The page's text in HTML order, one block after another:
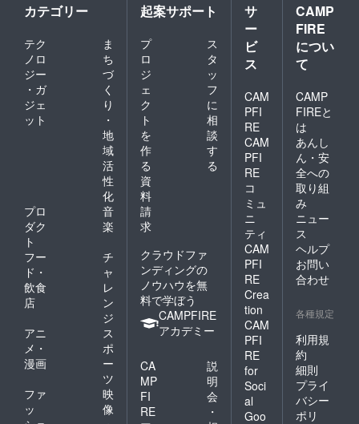
カテゴリー
テク
ノロ
ジー
・ガ
ジェ
ット
ま
ち
づ
く
り
・
地
域
活
性
化
プロ
ダク
ト
音
楽
フー
ド・
飲食
店
チ
ャ
レ
ン
ジ
アニ
メ・
漫画
ス
ポ
ー
ツ
ファ
ッ
映
像
起案サポート
プ
ロ
ジ
ェ
ク
ト
を
作
る
ス
タ
ッ
フ
に
相
談
す
る
資
料
請
求
クラウドファ
ンディングの
ノウハウを無
料で学ぼう
CAMPFIRE
アカデミー
CA
MP
FI
RE
説
明
会
・
サ
ー
ビ
ス
CAM
PFI
RE
CAM
PFI
RE
コ
ミュ
ニ
ティ
CAM
PFI
RE
Crea
tion
CAM
PFI
RE
for
Soci
al
Goo
CAMP
FIRE
につい
て
CAMP
FIREと
は
あんし
ん・安
全への
取り組
み
ニュー
ス
ヘルプ
お問い
合わせ
各種規定
利用規
約
細則
プライ
バシー
ポリ